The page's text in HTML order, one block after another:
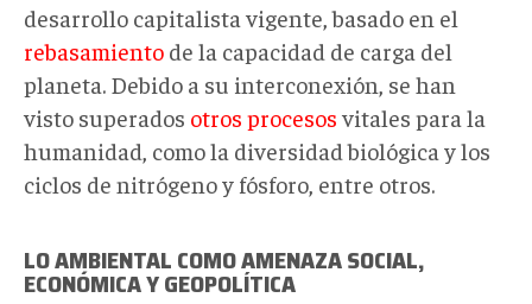
desarrollo capitalista vigente, basado en el
rebasamiento de la capacidad de carga del
planeta. Debido a su interconexión, se han
visto superados otros procesos vitales para la
humanidad, como la diversidad biológica y los
ciclos de nitrógeno y fósforo, entre otros.
LO AMBIENTAL COMO AMENAZA SOCIAL,
ECONÓMICA Y GEOPOLÍTICA